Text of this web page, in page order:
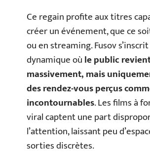
Ce regain profite aux titres
créer un événement, que ce
ou en streaming. Fusov
dynamique oùle public
massivement, mais
des rendez-vous perçus
incontournables. Les films à
viral captent une part
l’attention, laissant peu
sorties discrètes.